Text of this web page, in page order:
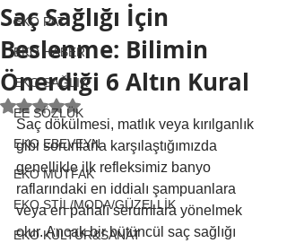
EKO PATİ
EKO HABER
EKO SAĞLIK
EE SÖZLÜK
EKO EBEVEYN
EKO MUTFAK
EKO STİL/MODA/GÜZELLİK
EKO KÜLTÜR&SANAT
Saç Sağlığı İçin
Beslenme: Bilimin
Önerdiği 6 Altın Kural
5 üzerinden NaN yıldız
Saç dökülmesi, matlık veya kırılganlık
gibi sorunlarla karşılaştığımızda
genellikle ilk refleksimiz banyo
raflarındaki en iddialı şampuanlara
veya en pahalı serumlara yönelmek
olur. Ancak bir bütüncül saç sağlığı